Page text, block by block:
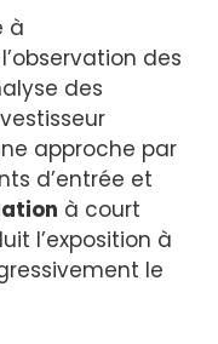
à
des
des
approche par
d’entrée et
à court
l’exposition à
le